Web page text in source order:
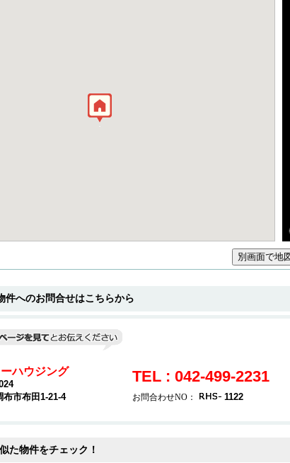
へのお問合せはこちらから
ハウジング
布市布田1-21-4
TEL : 042-499-2231
お問合わせNO： 1122
た物件をチェック！